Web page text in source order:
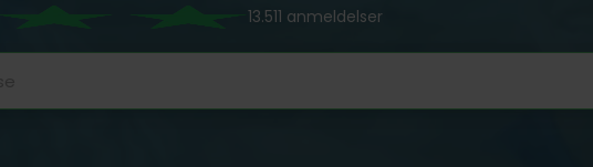
13.511 anmeldelser